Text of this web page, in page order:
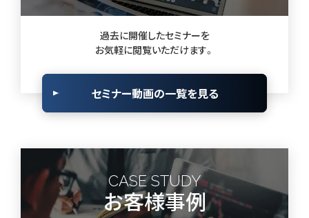
過去に開催したセミナーを
お気軽に閲覧いただけます。
セミナー動画の一覧を見る
CASE STUDY
お客様事例